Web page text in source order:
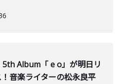
Album「 e o」が明日リ
！音楽ライターの松永良平